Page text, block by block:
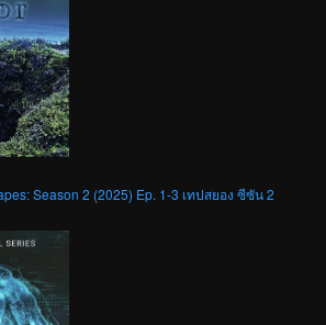
Season 2 (2025) Ep. 1-3 เทปสยอง ซีซัน 2